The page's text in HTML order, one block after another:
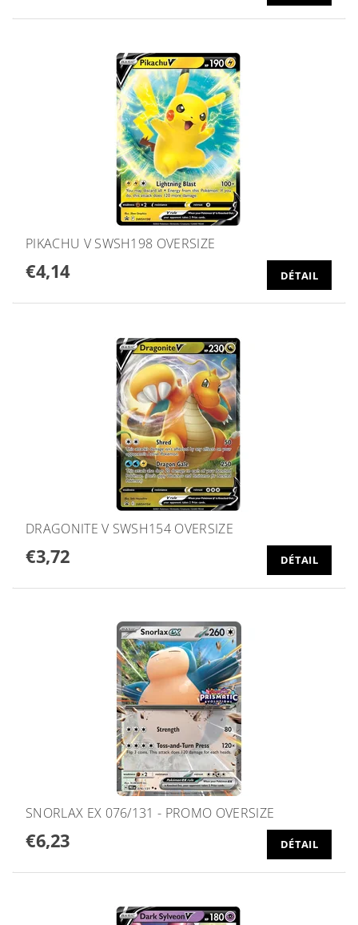
PIKACHU V SWSH198 OVERSIZE
€4,14 DÉTAIL
DRAGONITE V SWSH154 OVERSIZE
€3,72 DÉTAIL
SNORLAX EX 076/131 - PROMO OVERSIZE
€6,23 DÉTAIL